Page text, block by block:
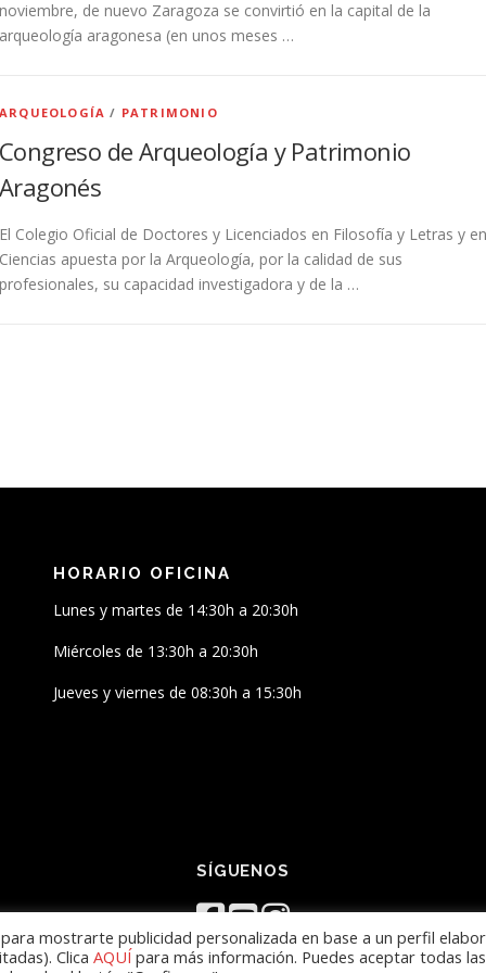
noviembre, de nuevo Zaragoza se convirtió en la capital de la
arqueología aragonesa (en unos meses …
ARQUEOLOGÍA / PATRIMONIO
Congreso de Arqueología y Patrimonio
Aragonés
El Colegio Oficial de Doctores y Licenciados en Filosofía y Letras y en
Ciencias apuesta por la Arqueología, por la calidad de sus
profesionales, su capacidad investigadora y de la …
HORARIO OFICINA
Lunes y martes de 14:30h a 20:30h
Miércoles de 13:30h a 20:30h
Jueves y viernes de 08:30h a 15:30h
SÍGUENOS
mostrarte publicidad personalizada en base a un perfil
Clica AQUÍ para más información. Puedes aceptar todas las